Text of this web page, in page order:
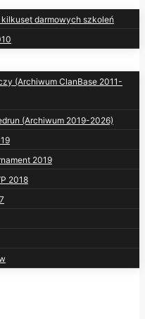
darmowych szkoleń
(Archiwum ClanBase 2011-
(Archiwum 2019-2026)
2019
2018